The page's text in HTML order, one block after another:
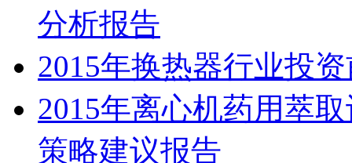
分析报告
2015年换热器行业投
2015年离心机药用萃
策略建议报告